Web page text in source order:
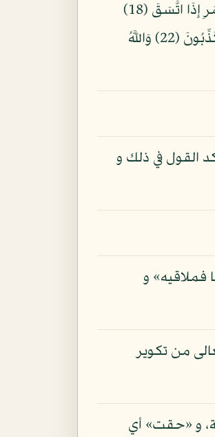
(13) إِنَّهُ ظَنَّ أَن لَّن يَحُورَ (14) بَلَى إِنَّ رَبَّهُ كَانَ بِهِ بَصِيرًا (15) فَلَا أُقْسِمُ بِالشَّفَقِ (16) وَاللَّيْلِ وَمَا وَسَقَ (17) وَالْقَمَرِ إِذَا اتَّسَقَ (18)
لَتَرْكَبُنَّ طَبَقًا عَن طَبَقٍ (19) فَمَا لَهُمْ لَا يُؤْمِنُونَ (20) وَإِذَا قُرِئَ عَلَيْهِمُ الْقُرْآنُ لَا يَسْجُدُونَ (21) بَلِ الَّذِينَ كَفَرُواْ يُكَذِّبُونَ (22) وَاللَّهُ
القول في ذلك و
فملاقيه» و
من تكوير
و «حقت» أي